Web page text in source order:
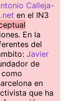
Calleja-
en el IN3
En la
del
Javier
de
en
que ha